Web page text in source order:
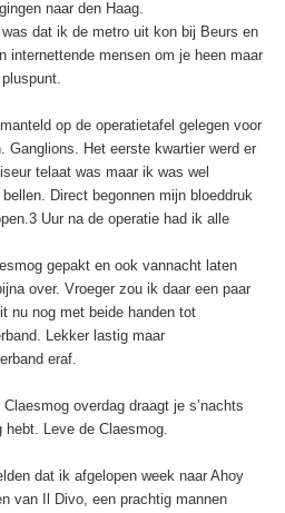
naar den Haag.
dat ik de metro uit kon bij Beurs en
internettende mensen om je heen maar
op de operatietafel gelegen voor
Ganglions. Het eerste kwartier werd er
telaat was maar ik was wel
Direct begonnen mijn bloeddruk
Uur na de operatie had ik alle
gepakt en ook vannacht laten
over. Vroeger zou ik daar een paar
nu nog met beide handen tot
Lekker lastig maar
eraf.
overdag draagt je s’nachts
hebt. Leve de Claesmog.
dat ik afgelopen week naar Ahoy
van Il Divo, een prachtig mannen